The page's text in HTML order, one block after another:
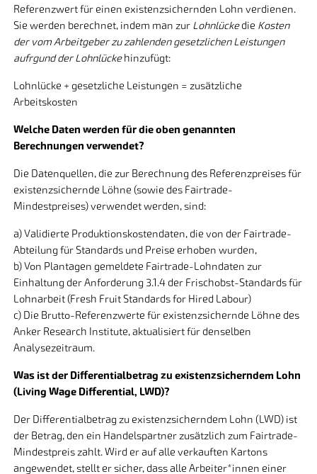
Referenzwert für einen existenzsichernden Lohn verdienen.
Sie werden berechnet, indem man zur Lohnlückedie Kosten
der vom Arbeitgeber zu zahlenden gesetzlichen Leistungen
aufrgund der Lohnlückehinzufügt:
Lohnlücke + gesetzliche Leistungen = zusätzliche
Arbeitskosten
Welche Daten werden für die oben genannten
Berechnungen verwendet?
Die Datenquellen, die zur Berechnung des Referenzpreises für
existenzsichernde Löhne (sowie des Fairtrade-
Mindestpreises) verwendet werden, sind:
a) Validierte Produktionskostendaten, die von der Fairtrade-
Abteilung für Standards und Preise erhoben wurden,
b) Von Plantagen gemeldete Fairtrade-Lohndaten zur
Einhaltung der Anforderung 3.1.4 der Frischobst-Standards für
Lohnarbeit (Fresh Fruit Standards for Hired Labour)
c) Die Brutto-Referenzwerte für existenzsichernde Löhne des
Anker Research Institute, aktualisiert für denselben
Analysezeitraum.
Was ist der Differentialbetrag zu existenzsicherndem Lohn
(Living Wage Differential, LWD)?
Der Differentialbetrag zu existenzsicherndem Lohn (LWD) ist
der Betrag, den ein Handelspartner zusätzlich zum Fairtrade-
Mindestpreis zahlt. Wird er auf alle verkauften Kartons
angewendet, stellt er sicher, dass alle Arbeiter*innen einer